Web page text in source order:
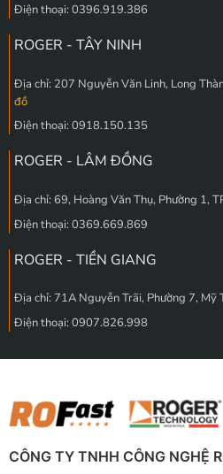
Điện thoại: 0396.919.386
ROGER - TÂY NINH
Địa chỉ: 207 Nguyễn Văn Linh, Long
đồ
Điện thoại: 0918.150.135
ROGER - LÂM ĐỒNG
Địa chỉ: 69, Hoàng Văn Thụ, Phường 1,
Điện thoại: 0369.669.869
ROGER - TIỀN GIANG
Địa chỉ: 71A Nguyễn Trãi, Phường 7, Mỹ
Điện thoại: 0907.826.998
CÔNG TY TNHH CÔNG NGHỆ